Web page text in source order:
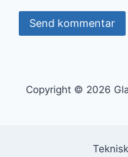
Copyright © 2026